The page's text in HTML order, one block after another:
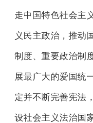
走中国特色社会主
义民主政治，推动
制度、重要政治制
展最广大的爱国统
定并不断完善宪法
设社会主义法治国